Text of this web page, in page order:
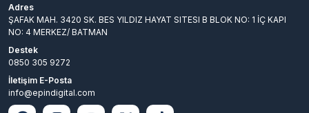
Adres
ŞAFAK MAH. 3420 SK. BES YILDIZ HAYAT SITESI B BLOK NO: 1 İÇ KAPI
NO: 4 MERKEZ/ BATMAN
Destek
0850 305 9272
İletişim E-Posta
info@epindigital.com